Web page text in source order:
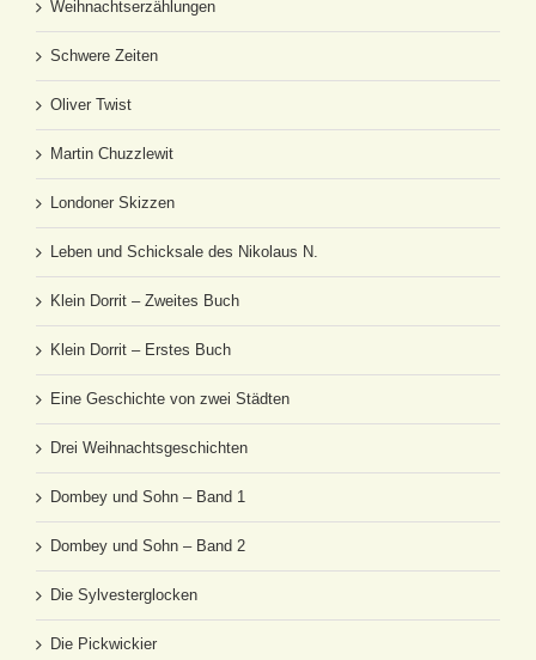
Weihnachtserzählungen
Schwere Zeiten
Oliver Twist
Martin Chuzzlewit
Londoner Skizzen
Leben und Schicksale des Nikolaus N.
Klein Dorrit – Zweites Buch
Klein Dorrit – Erstes Buch
Eine Geschichte von zwei Städten
Drei Weihnachtsgeschichten
Dombey und Sohn – Band 1
Dombey und Sohn – Band 2
Die Sylvesterglocken
Die Pickwickier